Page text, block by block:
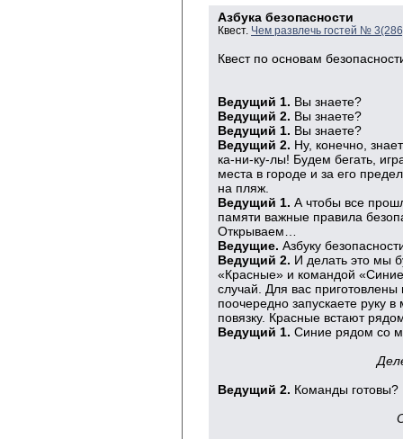
Азбука безопасности
Квест. Чем развлечь гостей №
Квест по основам
Ведущий 1. Вы знаете?
Ведущий 2. Вы знаете?
Ведущий 1. Вы знаете?
Ведущий 2. Ну, конечно,
ка-ни-ку-лы! Будем бегать,
места в городе и за его
на пляж.
Ведущий 1. А чтобы все
памяти важные правила
Открываем…
Ведущие. Азбуку
Ведущий 2. И делать это мы
«Красные» и командой
случай. Для вас приготовлены
поочередно запускаете руку
повязку. Красные встают
Ведущий 1. Синие рядом со
Ведущий 2. Команды готовы?